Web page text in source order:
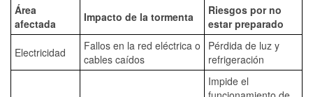
Área
afectada
Impacto de la tormenta
Riesgos por no
estar preparado
Electricidad
Fallos en la red eléctrica o
cables caídos
Pérdida de luz y
refrigeración
Impide el